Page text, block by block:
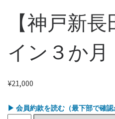
【神戸新
イン３か月
¥21,000
▶ 会員約款を読む（最下部で確認